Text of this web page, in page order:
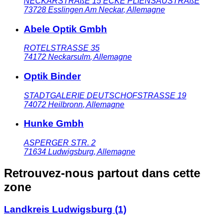
73728 Esslingen Am Neckar, Allemagne
Abele Optik Gmbh
ROTELSTRASSE 35
74172 Neckarsulm, Allemagne
Optik Binder
STADTGALERIE DEUTSCHOFSTRASSE 19
74072 Heilbronn, Allemagne
Hunke Gmbh
ASPERGER STR. 2
71634 Ludwigsburg, Allemagne
Retrouvez-nous partout dans cette
zone
Landkreis Ludwigsburg (1)